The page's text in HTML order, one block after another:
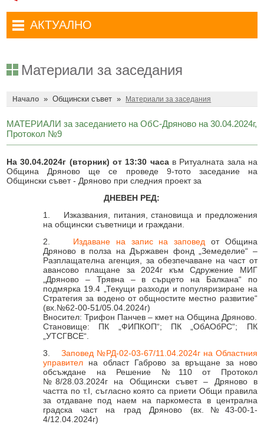
Достъп до информация
Антикорупция
Профил на купувача
Общ устройствен план
Общинско предприятие Чисто Дряново
Общинско предприятие Зелено Дряново
Финанси и бюджет
Образование
Социални дейности
Здравеопазване
Спорт и младежки дейности
Проекти по европейски програми
Управление при кризи, обществен ред и сигурност
Политика лични данни
BG05SFPR001-1.004-0019-C01 „Утвърждаване на интеркултурното
Туристически маршрути
Туристически информационен център
Съобщения
Материали за заседания
Начало »Общински съвет » Материали за заседания
МАТЕРИАЛИ за заседанието на ОбС-Дряново на 30.04.2024г,
Протокол №9
На 30.04.2024г (вторник) от 13:30 часав Ритуалната зала на
Община Дряново ще се проведе 9-тото заседание на
Общински съвет - Дряново при следния проект за
ДНЕВЕН РЕД:
1. Изказвания, питания, становища и предложения
на общински съветници и граждани.
2. Издаване на запис на заповед от Община
Дряново в полза на Държавен фонд „Земеделие“ –
Разплащателна агенция, за обезпечаване на част от
авансово плащане за 2024г към Сдружение МИГ
„Дряново – Трявна – в сърцето на Балкана“ по
подмярка 19.4 „Текущи разходи и популяризиране на
Стратегия за водено от общностите местно развитие“
(вх.№62-00-51/05.04.2024г)
Вносител: Трифон Панчев – кмет на Община Дряново.
Становище: ПК „ФИПКОП“; ПК „ОбАОбРС“; ПК
„УТСГВСЕ“.
3.Заповед №РД-02-03-67/11.04.2024г на Областния
управителна област Габрово за връщане за ново
обсъждане на Решение №110 от Протокол
№8/28.03.2024г на Общински съвет – Дряново в
частта по т.I, съгласно която са приети Общи правила
за отдаване под наем на паркоместа в централна
градска част на град Дряново (вх.№43-00-1-
4/12.04.2024г)
Комплексно административно обслужване
АКТУАЛНО
Въвеждане на еврото в България
Местни избори 2023 година
Общинска избирателна комисия мандат 2023-2027 г.
Преброяване 2021
COVID-19 (Коронавирус)
Приют за безстопанствени кучета
Обяви и съобщения
Местни данъци и такси - информация и обяви
Проверка и плащане на задължения за данъци и такси
Списъци на длъжници
Търгове, конкурси и концесии
Културен календар
Мнения на гражданите